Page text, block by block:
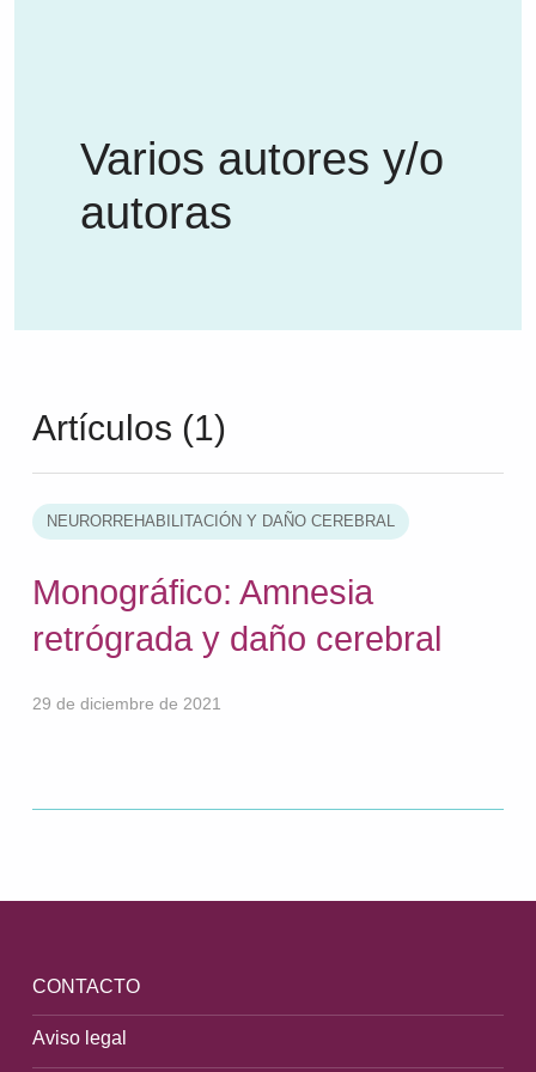
Varios autores y/o
autoras
Artículos (1)
NEURORREHABILITACIÓN Y DAÑO CEREBRAL
Monográfico: Amnesia
retrógrada y daño cerebral
29 de diciembre de 2021
CONTACTO
Aviso legal